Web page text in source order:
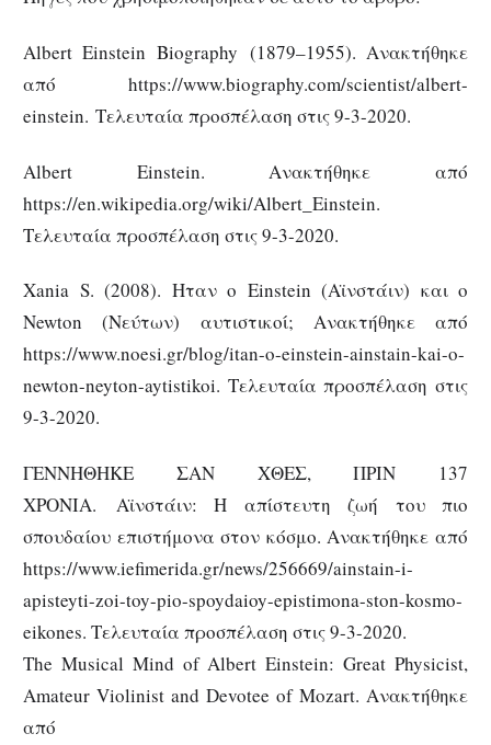
Albert Einstein Biography (1879–1955). Ανακτήθηκε
από https://www.biography.com/scientist/albert-
einstein. Τελευταία προσπέλαση στις 9-3-2020.
Albert Einstein. Ανακτήθηκε από
https://en.wikipedia.org/wiki/Albert_Einstein.
Τελευταία προσπέλαση στις 9-3-2020.
Xania S. (2008). Ηταν ο Einstein (Αϊνστάιν) και ο
Newton (Νεύτων) αυτιστικοί; Ανακτήθηκε από
https://www.noesi.gr/blog/itan-o-einstein-ainstain-kai-o-
newton-neyton-aytistikoi. Τελευταία προσπέλαση στις
9-3-2020.
ΓΕΝΝΗΘΗΚΕ ΣΑΝ ΧΘΕΣ, ΠΡΙΝ 137
ΧΡΟΝΙΑ. Αϊνστάιν: Η απίστευτη ζωή του πιο
σπουδαίου επιστήμονα στον κόσμο. Ανακτήθηκε από
https://www.iefimerida.gr/news/256669/ainstain-i-
apisteyti-zoi-toy-pio-spoydaioy-epistimona-ston-kosmo-
eikones. Τελευταία προσπέλαση στις 9-3-2020.
The Musical Mind of Albert Einstein: Great Physicist,
Amateur Violinist and Devotee of Mozart. Ανακτήθηκε
από